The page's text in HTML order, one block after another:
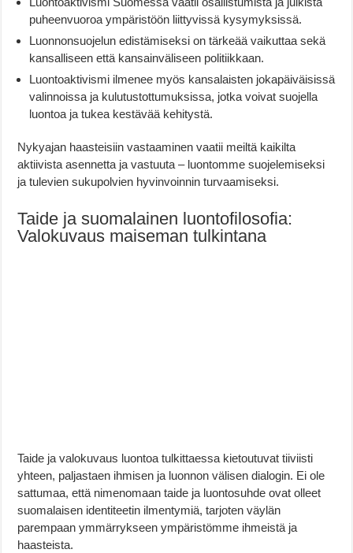
puheenvuoroa ympäristöön liittyvissä kysymyksissä.
Luonnonsuojelun edistämiseksi on tärkeää vaikuttaa sekä
kansalliseen että kansainväliseen politiikkaan.
Luontoaktivismi ilmenee myös kansalaisten jokapäiväisissä
valinnoissa ja kulutustottumuksissa, jotka voivat suojella
luontoa ja tukea kestävää kehitystä.
Nykyajan haasteisiin vastaaminen vaatii meiltä kaikilta
aktiivista asennetta ja vastuuta – luontomme suojelemiseksi
ja tulevien sukupolvien hyvinvoinnin turvaamiseksi.
Taide ja suomalainen luontofilosofia:
Valokuvaus maiseman tulkintana
Taide ja valokuvaus luontoa tulkittaessa kietoutuvat tiiviisti
yhteen, paljastaen ihmisen ja luonnon välisen dialogin. Ei ole
sattumaa, että nimenomaan taide ja luontosuhde ovat olleet
suomalaisen identiteetin ilmentymiä, tarjoten väylän
parempaan ymmärrykseen ympäristömme ihmeistä ja
haasteista.